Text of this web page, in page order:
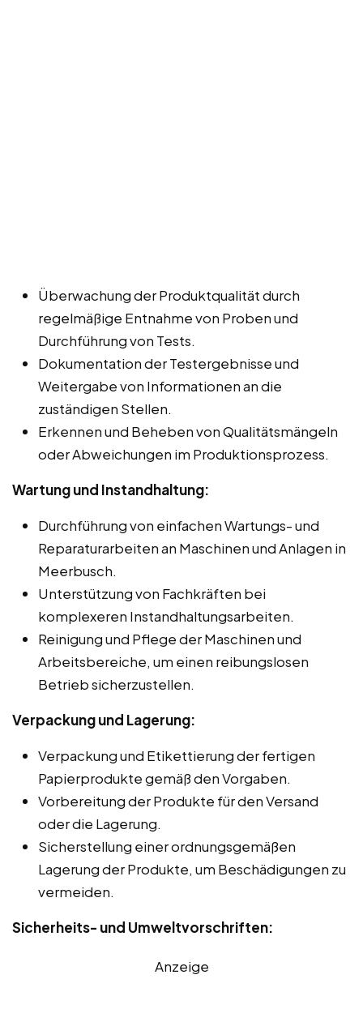
Überwachung der Produktqualität durch
regelmäßige Entnahme von Proben und
Durchführung von Tests.
Dokumentation der Testergebnisse und
Weitergabe von Informationen an die
zuständigen Stellen.
Erkennen und Beheben von Qualitätsmängeln
oder Abweichungen im Produktionsprozess.
Wartung und Instandhaltung:
Durchführung von einfachen Wartungs- und
Reparaturarbeiten an Maschinen und Anlagen in
Meerbusch.
Unterstützung von Fachkräften bei
komplexeren Instandhaltungsarbeiten.
Reinigung und Pflege der Maschinen und
Arbeitsbereiche, um einen reibungslosen
Betrieb sicherzustellen.
Verpackung und Lagerung:
Verpackung und Etikettierung der fertigen
Papierprodukte gemäß den Vorgaben.
Vorbereitung der Produkte für den Versand
oder die Lagerung.
Sicherstellung einer ordnungsgemäßen
Lagerung der Produkte, um Beschädigungen zu
vermeiden.
Sicherheits- und Umweltvorschriften:
Anzeige